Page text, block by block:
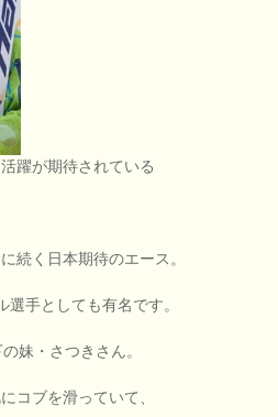
躍が期待されている
続く日本期待のエース。
選手としても有名です。
妹・さつきさん。
コブを滑っていて、